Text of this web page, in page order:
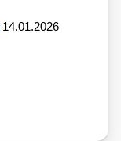
14.01.2026